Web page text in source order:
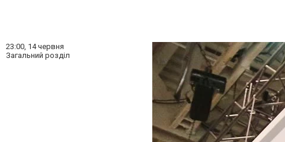
23:00, 14 червня
Загальний розділ